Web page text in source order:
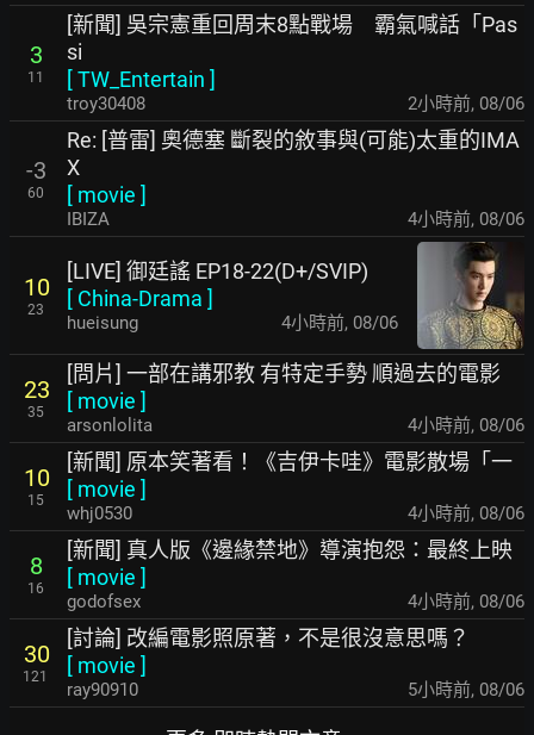
3
11
[新聞] 吳宗憲重回周末8點戰場 霸氣喊話「Pas
si
[TW_Entertain ]
troy30408 2小時前, 08/06
-3
60
Re: [普雷] 奧德塞 斷裂的敘事與(可能)太重的IMA
X
[ movie ]
IBIZA 4小時前, 08/06
10
23
[LIVE] 御廷謠 EP18-22(D+/SVIP)
[ China-Drama ]
hueisung 4小時前, 08/06
23
35
[問片] 一部在講邪教 有特定手勢 順過去的電影
[ movie ]
arsonlolita 4小時前, 08/06
10
15
[新聞] 原本笑著看！《吉伊卡哇》電影散場「一
[ movie ]
whj0530 4小時前, 08/06
8
16
[新聞] 真人版《邊緣禁地》導演抱怨：最終上映
[ movie ]
godofsex 4小時前, 08/06
30
121
[討論] 改編電影照原著，不是很沒意思嗎？
[ movie ]
ray90910 5小時前, 08/06